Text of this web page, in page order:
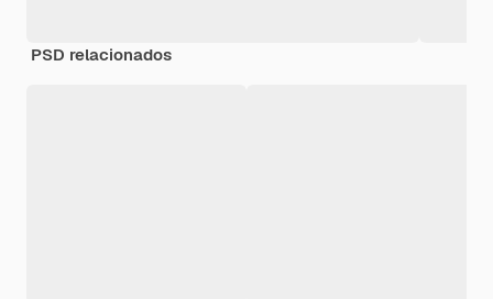
PSD relacionados